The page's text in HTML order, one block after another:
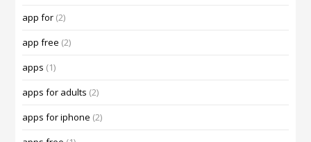
app for (2)
app free (2)
apps (1)
apps for adults (2)
apps for iphone (2)